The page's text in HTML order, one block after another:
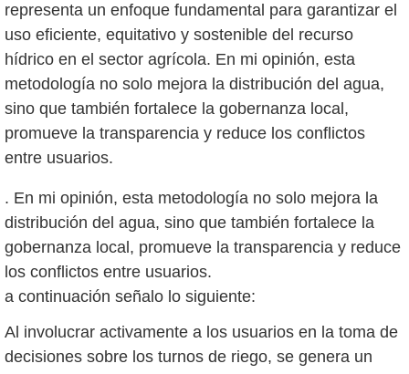
representa un enfoque fundamental para garantizar el
uso eficiente, equitativo y sostenible del recurso
hídrico en el sector agrícola. En mi opinión, esta
metodología no solo mejora la distribución del agua,
sino que también fortalece la gobernanza local,
promueve la transparencia y reduce los conflictos
. En mi opinión, esta metodología no solo mejora la
distribución del agua, sino que también fortalece la
gobernanza local, promueve la transparencia y reduce
los conflictos entre usuarios.
a continuación señalo lo siguiente:
Al involucrar activamente a los usuarios en la toma de
decisiones sobre los turnos de riego, se genera un